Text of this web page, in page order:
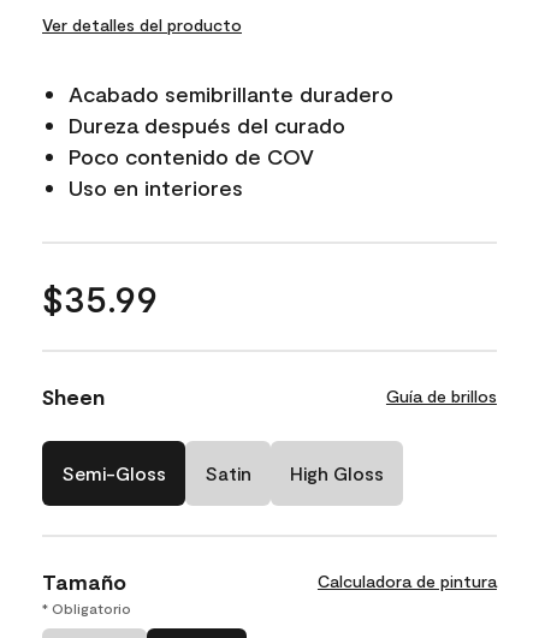
Ver detalles del producto
Acabado semibrillante duradero
Dureza después del curado
Poco contenido de COV
Uso en interiores
$35.99
Sheen Guía de brillos
Semi-Gloss Satin High Gloss
Tamaño Calculadora de pintura
* Obligatorio